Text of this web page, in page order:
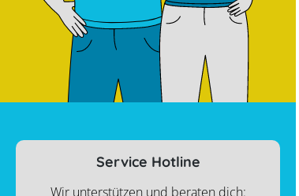
Service Hotline
Wir unterstützen und beraten dich: